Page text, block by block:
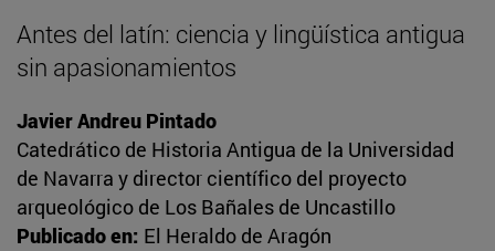
Antes del latín: ciencia y lingüística antigua
sin apasionamientos
Javier Andreu Pintado
Catedrático de Historia Antigua de la Universidad
de Navarra y director científico del proyecto
arqueológico de Los Bañales de Uncastillo
Publicado en: El Heraldo de Aragón